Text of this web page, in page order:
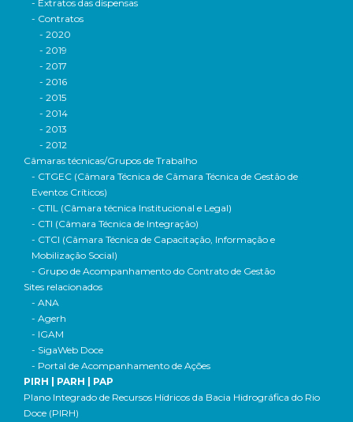
- Extratos das dispensas
- Contratos
- 2020
- 2019
- 2017
- 2016
- 2015
- 2014
- 2013
- 2012
Câmaras técnicas/Grupos de Trabalho
- CTGEC (Câmara Técnica de Câmara Técnica de Gestão de
Eventos Críticos)
- CTIL (Câmara técnica Institucional e Legal)
- CTI (Câmara Técnica de Integração)
- CTCI (Câmara Técnica de Capacitação, Informação e
Mobilização Social)
- Grupo de Acompanhamento do Contrato de Gestão
Sites relacionados
- ANA
- Agerh
- IGAM
- SigaWeb Doce
- Portal de Acompanhamento de Ações
PIRH | PARH | PAP
Plano Integrado de Recursos Hídricos da Bacia Hidrográfica do Rio
Doce (PIRH)